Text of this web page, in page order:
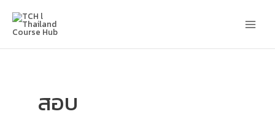
content
สอบ